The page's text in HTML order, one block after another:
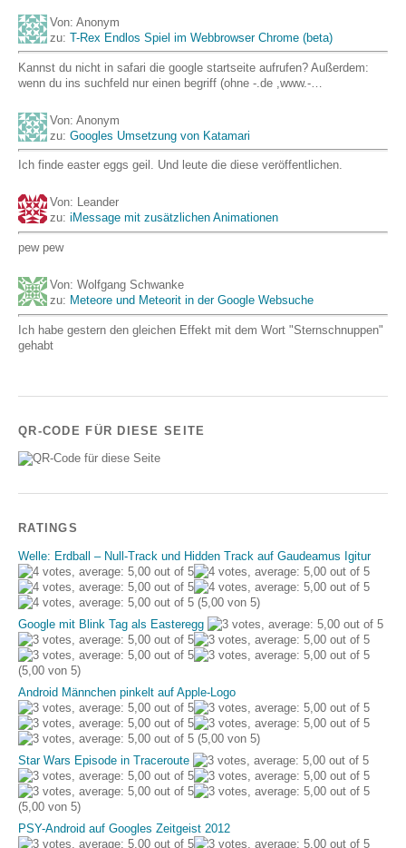
Von: Anonym
zu: T-Rex Endlos Spiel im Webbrowser Chrome (beta)
Kannst du nicht in safari die google startseite aufrufen? Außerdem:
wenn du ins suchfeld nur einen begriff (ohne -.de ,www.-…
Von: Anonym
zu: Googles Umsetzung von Katamari
Ich finde easter eggs geil. Und leute die diese veröffentlichen.
Von: Leander
zu: iMessage mit zusätzlichen Animationen
pew pew
Von: Wolfgang Schwanke
zu: Meteore und Meteorit in der Google Websuche
Ich habe gestern den gleichen Effekt mit dem Wort "Sternschnuppen"
gehabt
QR-CODE FÜR DIESE SEITE
RATINGS
Welle: Erdball – Null-Track und Hidden Track auf Gaudeamus Igitur
(5,00 von 5)
Google mit Blink Tag als Easteregg
(5,00 von 5)
Android Männchen pinkelt auf Apple-Logo
(5,00 von 5)
Star Wars Episode in Traceroute
(5,00 von 5)
PSY-Android auf Googles Zeitgeist 2012